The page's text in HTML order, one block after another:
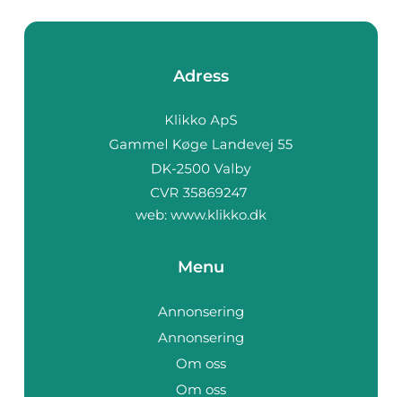
Adress
web: www.klikko.dk
Menu
Annonsering
Annonsering
Om oss
Om oss